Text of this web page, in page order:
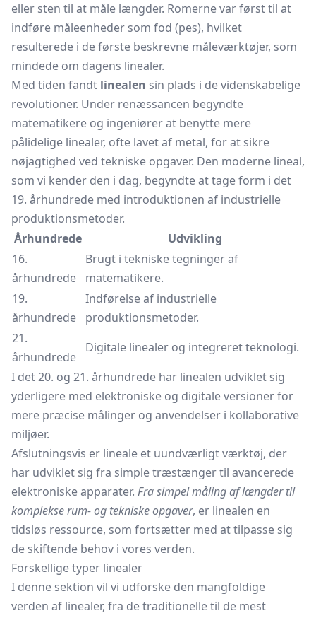
eller sten til at måle længder. Romerne var først til at
indføre måleenheder som fod (pes), hvilket
resulterede i de første beskrevne måleværktøjer, som
mindede om dagens linealer.
Med tiden fandt linealen sin plads i de videnskabelige
revolutioner. Under renæssancen begyndte
matematikere og ingeniører at benytte mere
pålidelige linealer, ofte lavet af metal, for at sikre
nøjagtighed ved tekniske opgaver. Den moderne lineal,
som vi kender den i dag, begyndte at tage form i det
19. århundrede med introduktionen af industrielle
produktionsmetoder.
Århundrede
Udvikling
16.
århundrede
Brugt i tekniske tegninger af
matematikere.
19.
århundrede
Indførelse af industrielle
produktionsmetoder.
21.
århundrede
Digitale linealer og integreret teknologi.
I det 20. og 21. århundrede har linealen udviklet sig
yderligere med elektroniske og digitale versioner for
mere præcise målinger og anvendelser i kollaborative
miljøer.
Afslutningsvis er lineale et uundværligt værktøj, der
har udviklet sig fra simpletræstængertil avancerede
elektroniske apparater. Fra simpel måling af længder til
komplekse rum- og tekniske opgaver, er linealen en
tidsløs ressource, som fortsætter med at tilpasse sig
de skiftende behov i vores verden.
Forskellige typer linealer
I denne sektion vil vi udforske den mangfoldige
verden af linealer, fra de traditionelle til de mest